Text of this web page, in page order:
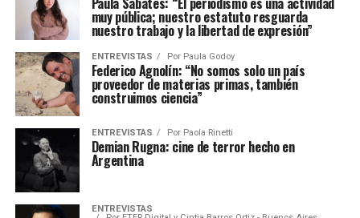
muy pública; nuestro estatuto resguarda
nuestro trabajo y la libertad de expresión”
ENTREVISTAS Por Paula Godoy
Federico Agnolín: “No somos solo un país
proveedor de materias primas, también
construimos ciencia”
ENTREVISTAS Por Paola Rinetti
Demian Rugna: cine de terror hecho en
Argentina
ENTREVISTAS